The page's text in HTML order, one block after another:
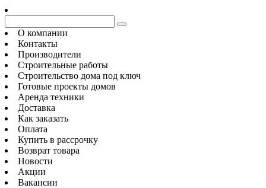
О компании
Контакты
Производители
Строительные работы
Строительство дома под ключ
Готовые проекты домов
Аренда техники
Доставка
Как заказать
Оплата
Купить в рассрочку
Возврат товара
Новости
Акции
Вакансии